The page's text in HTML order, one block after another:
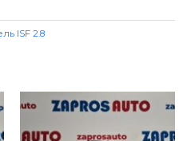
ISF 2.8